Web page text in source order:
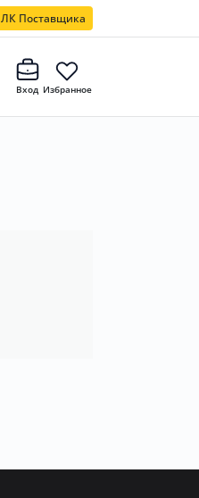
ЛК Поставщика
Вход Избранное